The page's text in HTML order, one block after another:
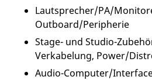
Lautsprecher/PA/
Outboard/Peripherie
Stage- und Studio-
Verkabelung, Power/
Audio-Computer/